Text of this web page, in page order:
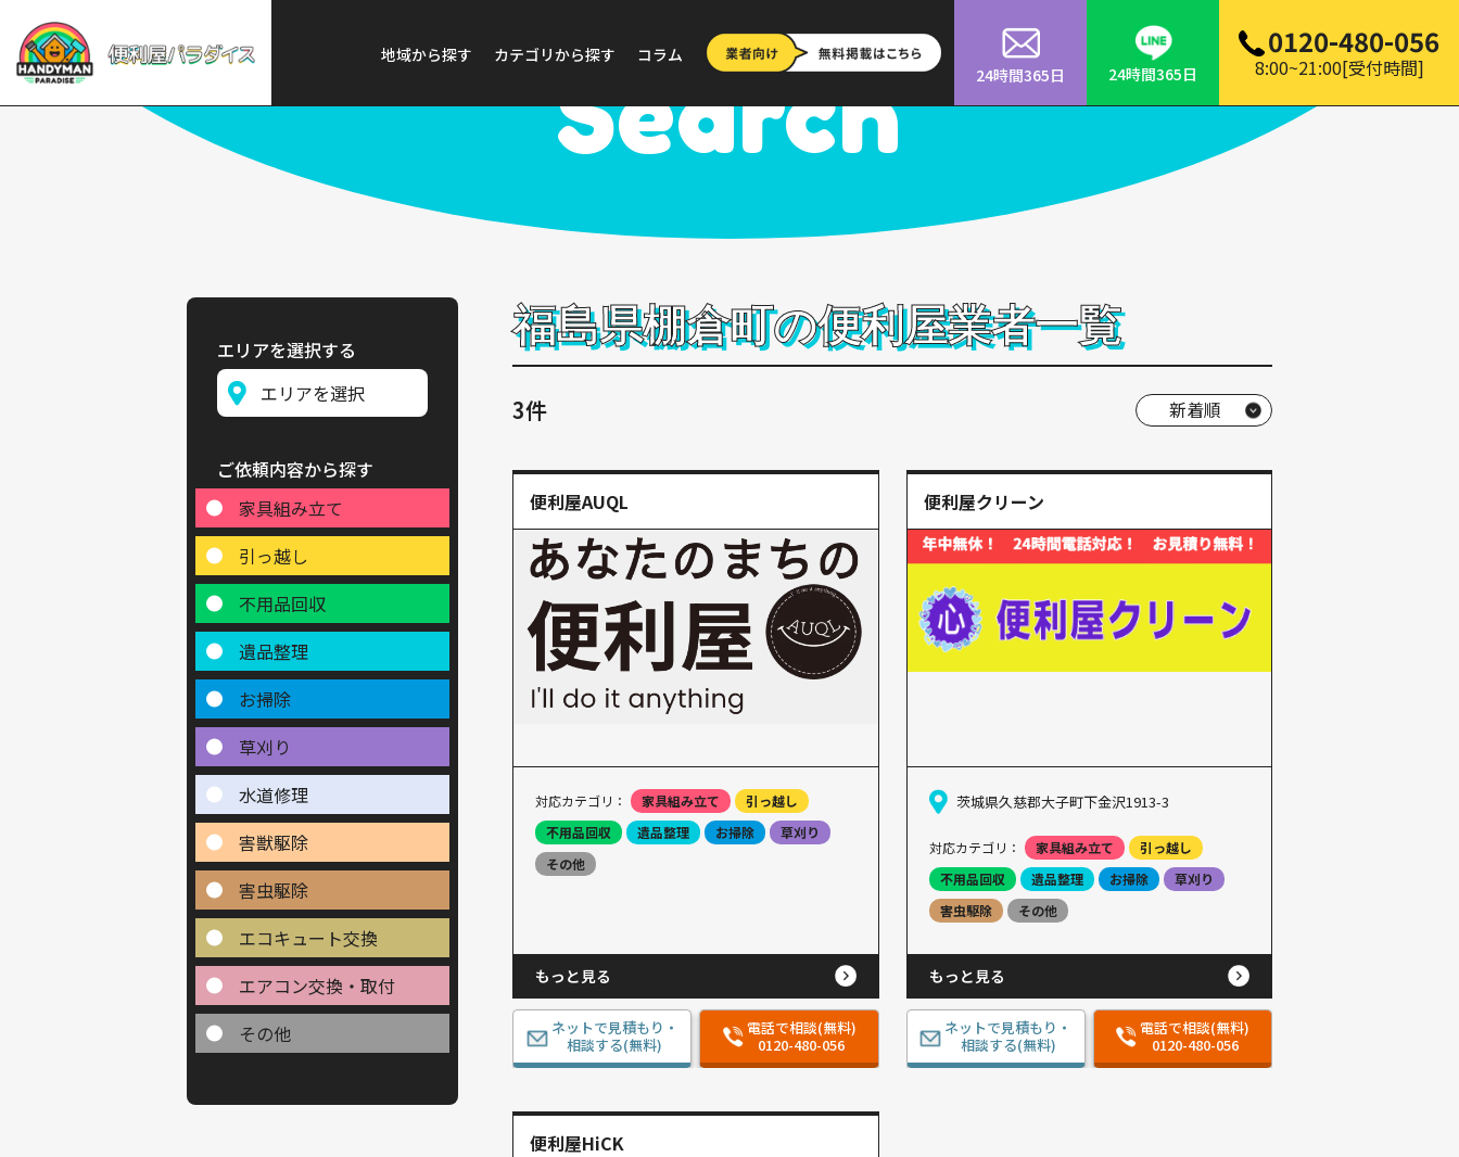
地域から探す カテゴリから探す
コラム
24時間365日
24時間365日
0120-480-056
8:00~21:00[受付時間]
Search
福島県棚倉町の便利屋業者一覧
3件
便利屋AUQL
対応カテゴリ： 家具組み立て
引っ越し
不用品回収
遺品整理 お掃除
草刈り
その他
もっと見る
ネットで見積もり・
相談する(無料)
電話で相談(無料)
0120-480-056
便利屋クリーン
茨城県久慈郡大子町下金沢1913-3
対応カテゴリ： 家具組み立て
引っ越し
不用品回収
遺品整理 お掃除
草刈り
害虫駆除
その他
もっと見る
ネットで見積もり・
相談する(無料)
電話で相談(無料)
0120-480-056
便利屋HiCK
エリアを選択する
ご依頼内容から探す
家具組み立て
引っ越し
不用品回収
遺品整理
お掃除
草刈り
水道修理
害獣駆除
害虫駆除
エコキュート交換
エアコン交換・取付
その他